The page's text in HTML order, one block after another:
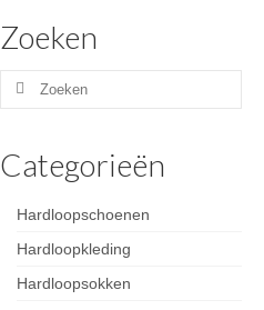
Zoeken
Zoeken
Categorieën
Hardloopschoenen
Hardloopkleding
Hardloopsokken